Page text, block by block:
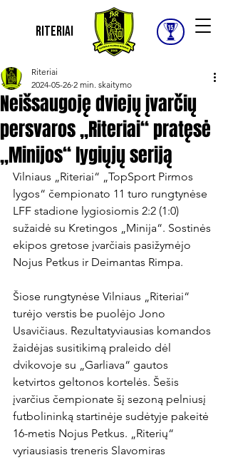
Riteriai
Neišsaugoję dviejų įvarčių
persvaros „Riteriai“ pratęsė
„Minijos“ lygiųjų seriją
Riteriai
2024-05-26 2 min. skaitymo
Vilniaus „Riteriai“ „TopSport Pirmos
lygos“ čempionato 11 turo rungtynėse
LFF stadione lygiosiomis 2:2 (1:0)
sužaidė su Kretingos „Minija“. Sostinės
ekipos gretose įvarčiais pasižymėjo
Nojus Petkus ir Deimantas Rimpa.
Šiose rungtynėse Vilniaus „Riteriai“
turėjo verstis be puolėjo Jono
Usavičiaus. Rezultatyviausias komandos
žaidėjas susitikimą praleido dėl
dvikovoje su „Garliava“ gautos
ketvirtos geltonos kortelės. Šešis
įvarčius čempionate šį sezoną pelniusį
futbolininką startinėje sudėtyje pakeitė
16-metis Nojus Petkus. „Riterių“
vyriausiasis treneris Slavomiras